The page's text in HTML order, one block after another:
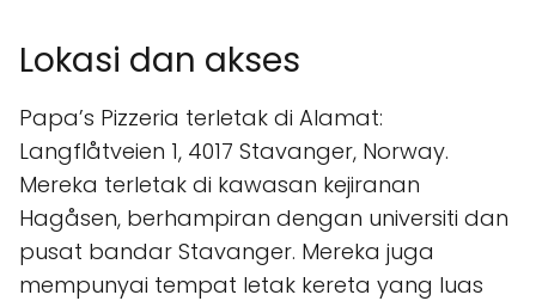
Lokasi dan akses
Papa’s Pizzeria terletak di Alamat:
Langflåtveien 1, 4017 Stavanger, Norway.
Mereka terletak di kawasan kejiranan
Hagåsen, berhampiran dengan universiti dan
pusat bandar Stavanger. Mereka juga
mempunyai tempat letak kereta yang luas